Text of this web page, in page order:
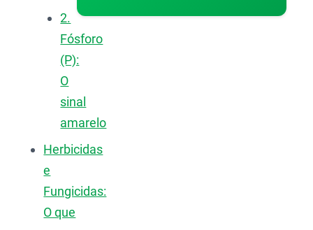
2.
Fósforo
(P):
O
sinal
amarelo
Herbicidas
e
Fungicidas:
O que